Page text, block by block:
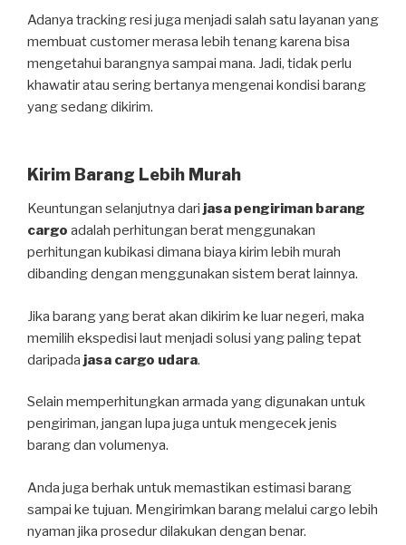
Adanya tracking resi juga menjadi salah satu layanan yang
membuat customer merasa lebih tenang karena bisa
mengetahui barangnya sampai mana. Jadi, tidak perlu
khawatir atau sering bertanya mengenai kondisi barang
yang sedang dikirim.
Kirim Barang Lebih Murah
Keuntungan selanjutnya dari jasa pengiriman barang
cargo adalah perhitungan berat menggunakan
perhitungan kubikasi dimana biaya kirim lebih murah
dibanding dengan menggunakan sistem berat lainnya.
Jika barang yang berat akan dikirim ke luar negeri, maka
memilih ekspedisi laut menjadi solusi yang paling tepat
daripada jasa cargo udara.
Selain memperhitungkan armada yang digunakan untuk
pengiriman, jangan lupa juga untuk mengecek jenis
barang dan volumenya.
Anda juga berhak untuk memastikan estimasi barang
sampai ke tujuan. Mengirimkan barang melalui cargo lebih
nyaman jika prosedur dilakukan dengan benar.